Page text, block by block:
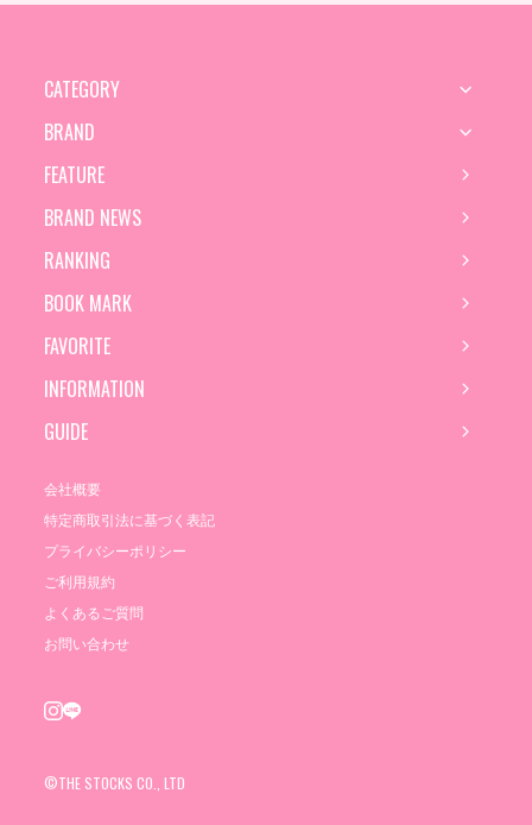
CATEGORY
BRAND
FEATURE
BRAND NEWS
RANKING
BOOK MARK
FAVORITE
INFORMATION
GUIDE
会社概要
特定商取引法に基づく表記
プライバシーポリシー
ご利用規約
よくあるご質問
お問い合わせ
©THE STOCKS CO., LTD